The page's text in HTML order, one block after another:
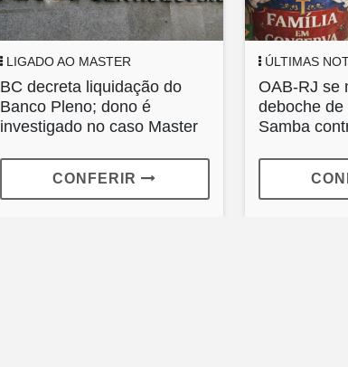
LIGADO AO MASTER
BC decreta liquidação do
Banco Pleno; dono é
investigado no caso Master
CONFERIR
ÚLTIMAS
OAB-RJ se
deboche de
Samba